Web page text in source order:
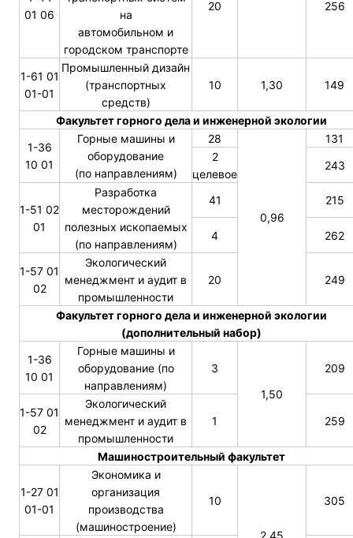
01 06
на
автомобильном и
городском транспорте
20 256
1-61 01
01-01
Промышленный дизайн
(транспортных
средств)
10 1,30 149
Факультет горного дела и инженерной экологии
1-36
10 01
Горные машины и
оборудование
(по направлениям)
28
0,96
131
2
целевое
243
1-51 02
01
Разработка
месторождений
полезных ископаемых
(по направлениям)
41 215
4 262
1-57 01
02
Экологический
менеджмент и аудит в
промышленности
20 249
Факультет горного дела и инженерной экологии
(дополнительный набор)
1-36
10 01
Горные машины и
оборудование (по
направлениям)
3
1,50
209
1-57 01
02
Экологический
менеджмент и аудит в
промышленности
1 259
Машиностроительный факультет
1-27 01
01-01
Экономика и
организация
производства
(машиностроение)
10 305